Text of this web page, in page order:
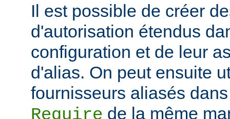
Il est possible de créer
d'autorisation étendus
configuration et de leur
d'alias. On peut ensuite
fournisseurs aliasés
Require de la même